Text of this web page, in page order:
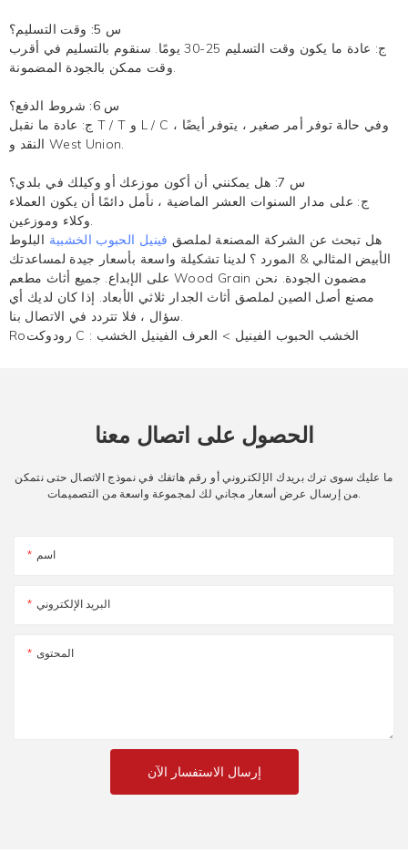
س 5: وقت التسليم؟
ج: عادة ما يكون وقت التسليم 25-30 يومًا. سنقوم بالتسليم في أقرب
وقت ممكن بالجودة المضمونة.
س 6: شروط الدفع؟
ج: عادة ما نقبل T / T و L / C ، وفي حالة توفر أمر صغير ، يتوفر أيضًا
النقد و West Union.
س 7: هل يمكنني أن أكون موزعك أو وكيلك في بلدي؟
ج: على مدار السنوات العشر الماضية ، نأمل دائمًا أن يكون العملاء
وكلاء وموزعين.
هل تبحث عن الشركة المصنعة لملصق فينيل الحبوب الخشبية البلوط
الأبيض المثالي & المورد ؟ لدينا تشكيلة واسعة بأسعار جيدة لمساعدتك
على الإبداع. جميع أثاث مطعم Wood Grain مضمون الجودة. نحن
مصنع أصل الصين لملصق أثاث الجدار ثلاثي الأبعاد. إذا كان لديك أي
سؤال ، فلا تتردد في الاتصال بنا.
Roرودوكت C :
الخشب الحبوب الفينيل > العرف الفينيل الخشب
الحصول على اتصال معنا
ما عليك سوى ترك بريدك الإلكتروني أو رقم هاتفك في نموذج الاتصال حتى نتمكن
اسم
البريد الإلكتروني
المحتوى
إرسال الاستفسار الآن